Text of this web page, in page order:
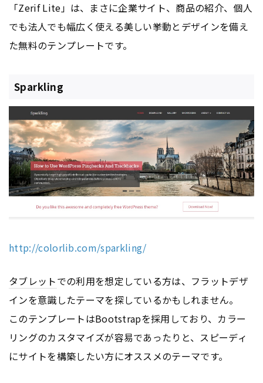
「Zerif Lite」は、まさに企業サイト、商品の紹介、個人
でも法人でも幅広く使える美しい挙動とデザインを備え
た無料のテンプレートです。
Sparkling
http://colorlib.com/sparkling/
タブレットでの利用を想定している方は、フラットデザ
インを意識したテーマを探しているかもしれません。
このテンプレートはBootstrapを採用しており、カラー
リングのカスタマイズが容易であったりと、スピーディ
にサイトを構築したい方にオススメのテーマです。